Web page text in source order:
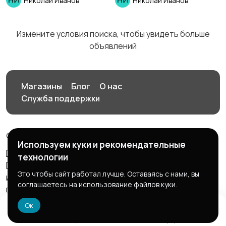
заказ
Измените условия поиска, чтобы увидеть больше
объявлений
Магазины Блог
О нас
Служба поддержки
© 2026 Птичка
Пользовательское соглашение
Политика конфиденциальности
использования файлов cookie
Запрещенные к
публикации товары и услуги
Согласие на обработку
персональных данных
Используем куки и рекомендательные
технологии
Это чтобы сайт работал лучше. Оставаясь с нами, вы
соглашаетесь на использование файлов куки.
Ок